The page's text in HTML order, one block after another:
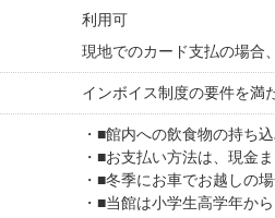
利用可
現地でのカード支払の場合
インボイス制度の要件を満
■館内への飲食物の持ち込
■お支払い方法は、現金
■冬季にお車でお越しの
■当館は小学生高学年から